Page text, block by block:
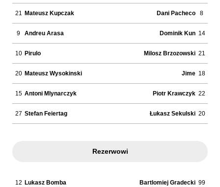
21 Mateusz Kupczak
9 Andreu Arasa
10 Pirulo
20 Mateusz Wysokinski
15 Antoni Mlynarczyk
27 Stefan Feiertag
Dani Pacheco 8
Dominik Kun 14
Milosz Brzozowski 21
Jime 18
Piotr Krawczyk 22
Łukasz Sekulski 20
Rezerwowi
12 Lukasz Bomba Bartlomiej Gradecki 99